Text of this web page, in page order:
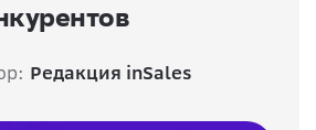
Редакция inSales